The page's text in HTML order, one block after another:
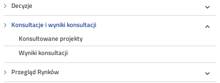
Decyzje
Konsultacje i wyniki konsultacji
Konsultowane projekty
Wyniki konsultacji
Przegląd Rynków